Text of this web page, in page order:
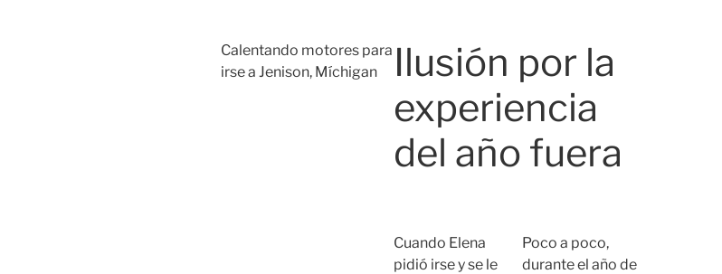
Calentando motores para
irse a Jenison, Míchigan
Ilusión por la
experiencia
del año fuera
Cuando Elena
pidió irse y se le
Poco a poco,
durante el año de